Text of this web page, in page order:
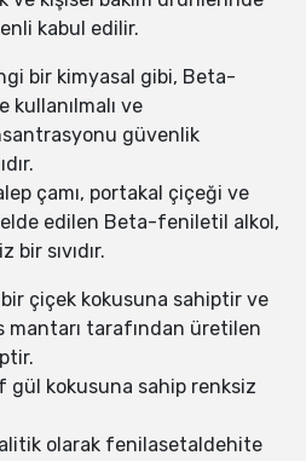
kabul edilir.
bir kimyasal gibi, Beta-
ve
güvenlik
çamı, portakal çiçeği ve
edilen Beta-feniletil alkol,
sıvıdır.
çiçek kokusuna sahiptir ve
mantarı tarafından üretilen
kokusuna sahip renksiz
olarak fenilasetaldehite